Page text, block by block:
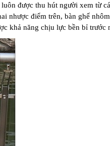
được thu hút người xem từ
nhược điểm trên, bàn ghế
khả năng chịu lực bền bỉ trước